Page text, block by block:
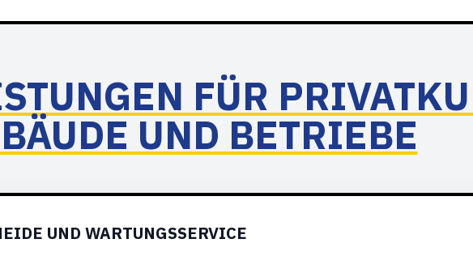
FÜR
UND BETRIEBE
UND WARTUNGSSERVICE